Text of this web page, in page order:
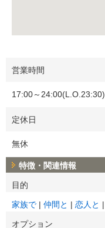
営業時間
17:00～24:00(L.O.23:30)
定休日
無休
特徴・関連情報
目的
家族で 仲間と 恋人と
オプション